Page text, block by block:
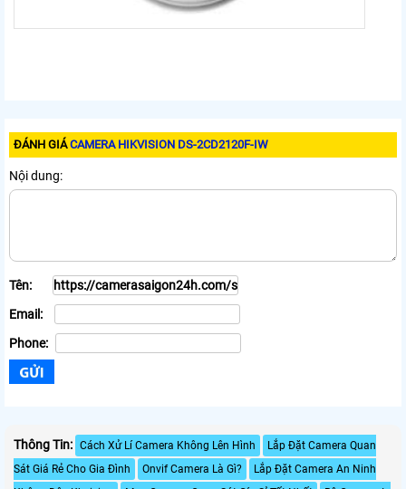
ĐÁNH GIÁCAMERA HIKVISION DS-2CD2120F-IW
Nội dung:
Tên:
Email:
Phone:
Thông Tin: Cách Xử Lí Camera Không Lên Hình
Lắp Đặt Camera Quan
Sát Giá Rẻ Cho Gia Đình
Onvif Camera Là Gì?
Lắp Đặt Camera An Ninh